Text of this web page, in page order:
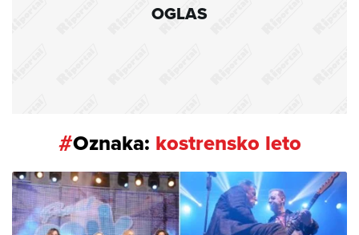
OGLAS
#Oznaka: kostrensko leto